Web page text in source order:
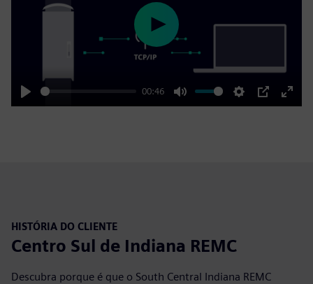
Play
00:46
Mute Settings
PIP
Enter
Play
HISTÓRIA DO CLIENTE
Centro Sul de Indiana REMC
Descubra porque é que o South Central Indiana REMC